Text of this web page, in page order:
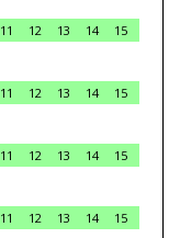
11 12 13 14
15
11 12 13 14
15
11 12 13 14
15
11 12 13 14
15